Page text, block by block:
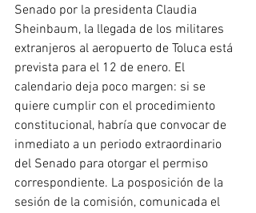
Senado por la presidenta Claudia
Sheinbaum, la llegada de los militares
extranjeros al aeropuerto de Toluca está
prevista para el 12 de enero. El
calendario deja poco margen: si se
quiere cumplir con el procedimiento
constitucional, habría que convocar de
inmediato a un periodo extraordinario
del Senado para otorgar el permiso
correspondiente. La posposición de la
sesión de la comisión, comunicada el